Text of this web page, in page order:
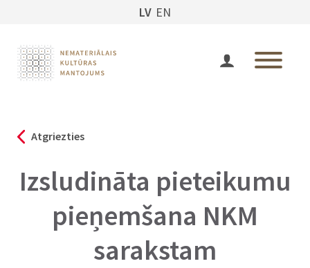
LV EN
Atgriezties
Izsludināta pieteikumu
pieņemšana NKM
sarakstam